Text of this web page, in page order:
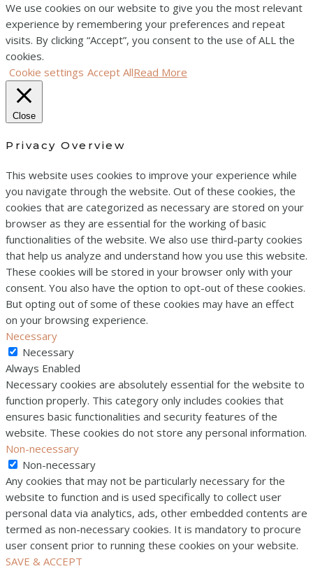
We use cookies on our website to give you the most relevant
experience by remembering your preferences and repeat
visits. By clicking “Accept”, you consent to the use of ALL the
cookies.
Cookie settings Accept AllRead More
Close
Privacy Overview
This website uses cookies to improve your experience while
you navigate through the website. Out of these cookies, the
cookies that are categorized as necessary are stored on your
browser as they are essential for the working of basic
functionalities of the website. We also use third-party cookies
that help us analyze and understand how you use this website.
These cookies will be stored in your browser only with your
consent. You also have the option to opt-out of these cookies.
But opting out of some of these cookies may have an effect
on your browsing experience.
Necessary
Necessary
Always Enabled
Necessary cookies are absolutely essential for the website to
function properly. This category only includes cookies that
ensures basic functionalities and security features of the
website. These cookies do not store any personal information.
Non-necessary
Non-necessary
Any cookies that may not be particularly necessary for the
website to function and is used specifically to collect user
personal data via analytics, ads, other embedded contents are
termed as non-necessary cookies. It is mandatory to procure
user consent prior to running these cookies on your website.
SAVE & ACCEPT